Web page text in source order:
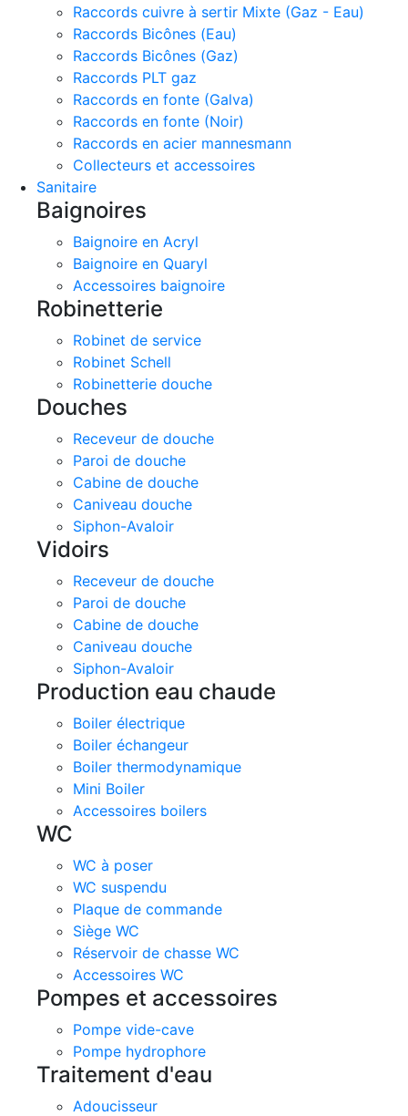
Raccords cuivre à sertir Mixte (Gaz - Eau)
Raccords Bicônes (Eau)
Raccords Bicônes (Gaz)
Raccords PLT gaz
Raccords en fonte (Galva)
Raccords en fonte (Noir)
Raccords en acier mannesmann
Collecteurs et accessoires
Sanitaire
Baignoires
Baignoire en Acryl
Baignoire en Quaryl
Accessoires baignoire
Robinetterie
Robinet de service
Robinet Schell
Robinetterie douche
Douches
Receveur de douche
Paroi de douche
Cabine de douche
Caniveau douche
Siphon-Avaloir
Vidoirs
Receveur de douche
Paroi de douche
Cabine de douche
Caniveau douche
Siphon-Avaloir
Production eau chaude
Boiler électrique
Boiler échangeur
Boiler thermodynamique
Mini Boiler
Accessoires boilers
WC
WC à poser
WC suspendu
Plaque de commande
Siège WC
Réservoir de chasse WC
Accessoires WC
Pompes et accessoires
Pompe vide-cave
Pompe hydrophore
Traitement d'eau
Adoucisseur